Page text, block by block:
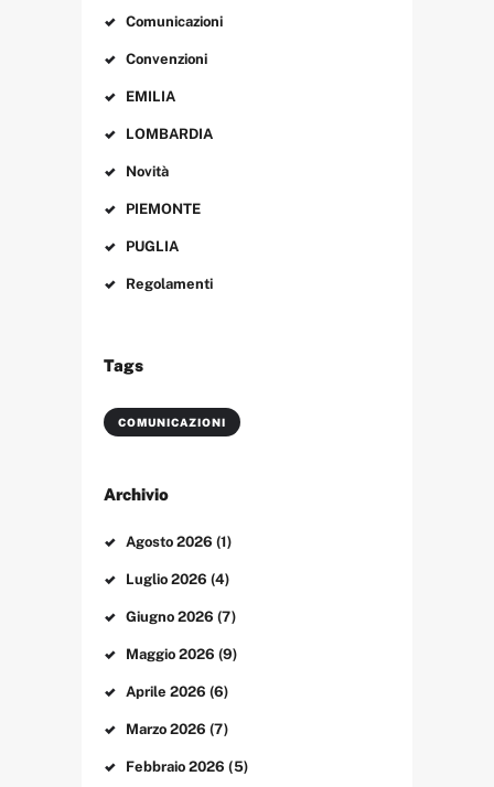
Comunicazioni
Convenzioni
EMILIA
LOMBARDIA
Novità
PIEMONTE
PUGLIA
Regolamenti
Tags
COMUNICAZIONI
Archivio
Agosto 2026 (1)
Luglio 2026 (4)
Giugno 2026 (7)
Maggio 2026 (9)
Aprile 2026 (6)
Marzo 2026 (7)
Febbraio2026 (5)